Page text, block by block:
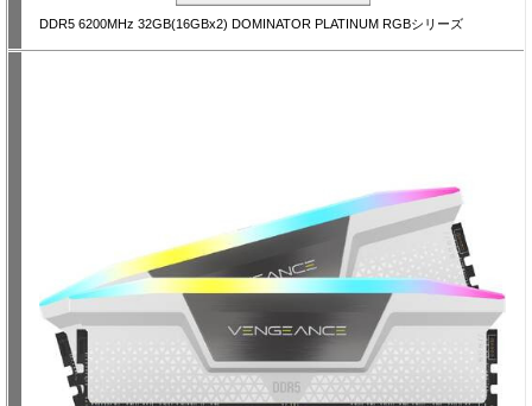
DDR5 6200MHz 32GB(16GBx2) DOMINATOR PLATINUM RGBシリーズ